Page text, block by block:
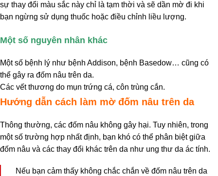
sự thay đổi màu sắc này chỉ là tạm thời và sẽ dần mờ đi khi
bạn ngừng sử dụng thuốc hoặc điều chỉnh liều lượng.
Một số nguyên nhân khác
Một số bệnh lý như bệnh Addison, bệnh Basedow… cũng có
thể gây ra đốm nâu trên da.
Các vết thương do mụn trứng cá, côn trùng cắn.
Hướng dẫn cách làm mờ đốm nâu trên da
Thông thường, các đốm nâu không gây hại. Tuy nhiên, trong
một số trường hợp nhất định, bạn khó có thể phân biệt giữa
đốm nâu và các thay đổi khác trên da như ung thư da ác tính.
Nếu bạn cảm thấy không chắc chắn về đốm nâu trên da